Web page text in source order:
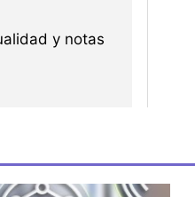
y notas